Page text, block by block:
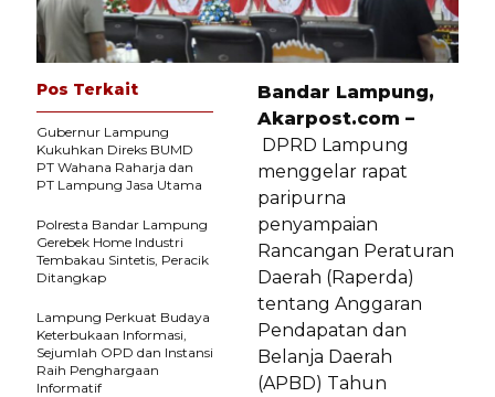
Bandar Lampung,
Akarpost.com –
DPRD Lampung
menggelar rapat
paripurna
penyampaian
Rancangan Peraturan
Daerah (Raperda)
tentang Anggaran
Pendapatan dan
Belanja Daerah
(APBD) Tahun
Pos Terkait
Gubernur Lampung
Kukuhkan Direks BUMD
PT Wahana Raharja dan
PT Lampung Jasa Utama
Polresta Bandar Lampung
Gerebek Home Industri
Tembakau Sintetis, Peracik
Ditangkap
Lampung Perkuat Budaya
Keterbukaan Informasi,
Sejumlah OPD dan Instansi
Raih Penghargaan
Informatif